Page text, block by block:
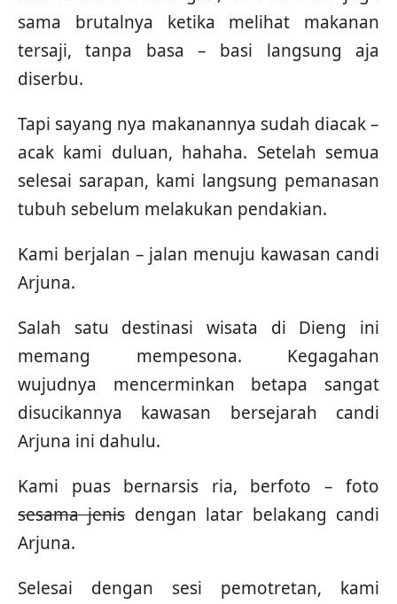
sama brutalnya ketika melihat makanan
tersaji, tanpa basa – basi langsung aja
diserbu.
Tapi sayang nya makanannya sudah diacak –
acak kami duluan, hahaha. Setelah semua
selesai sarapan, kami langsung pemanasan
tubuh sebelum melakukan pendakian.
Kami berjalan – jalan menuju kawasan candi
Arjuna.
Salah satu destinasi wisata di Dieng ini
memang mempesona. Kegagahan
wujudnya mencerminkan betapa sangat
disucikannya kawasan bersejarah candi
Arjuna ini dahulu.
Kami puas bernarsis ria, berfoto – foto
sesama jenisdengan latar belakang candi
Arjuna.
Selesai dengan sesi pemotretan, kami